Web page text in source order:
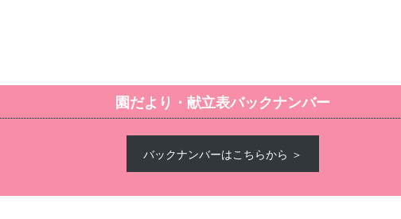
園だより・献立表バックナンバー
バックナンバーはこちらから ＞